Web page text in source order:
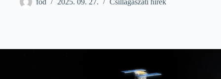
fod 2025. 09. 27. Csillagászati hírek